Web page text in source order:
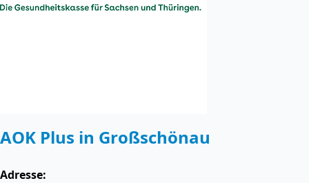
AOK Plus in Großschönau
Adresse: